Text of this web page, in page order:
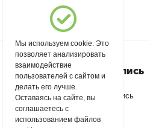
Моя учетная запись
Войти
Создать учетную запись
Мы используем cookie. Это
позволяет анализировать
взаимодействие
пользователей с сайтом и
делать его лучше.
Оставаясь на сайте, вы
соглашаетесь с
использованием файлов